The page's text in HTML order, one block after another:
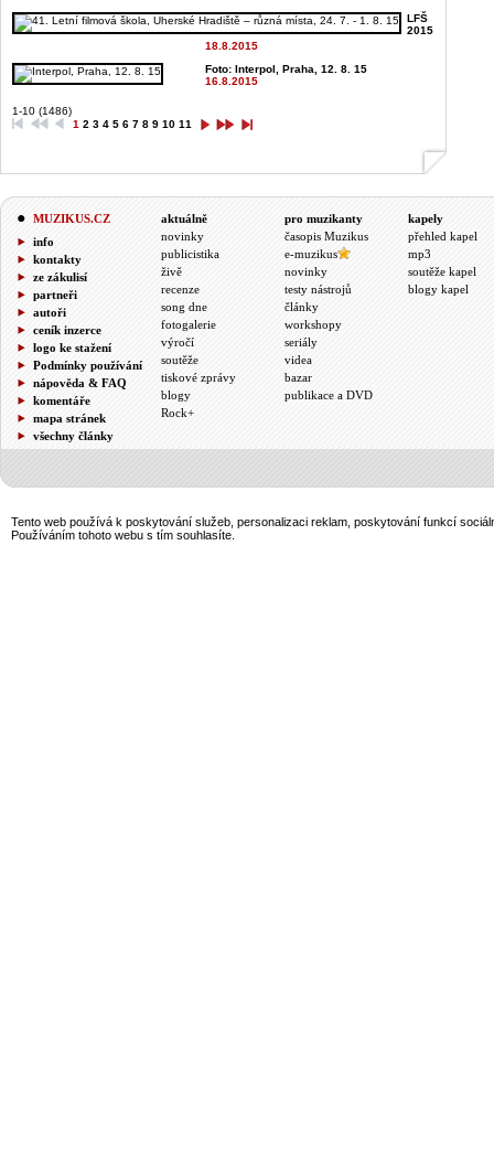
LFŠ
2015
18.8.2015
Foto: Interpol, Praha, 12. 8. 15
16.8.2015
1-10 (1486)
1 2 3 4 5 6 7 8 9 10 11
MUZIKUS.CZ
info
kontakty
ze zákulisí
partneři
autoři
ceník inzerce
logo ke stažení
Podmínky používání
nápověda & FAQ
komentáře
mapa stránek
všechny články
aktuálně
novinky
publicistika
živě
recenze
song dne
fotogalerie
výročí
soutěže
tiskové zprávy
blogy
Rock+
pro muzikanty
časopis Muzikus
e-muzikus
novinky
testy nástrojů
články
workshopy
seriály
videa
bazar
publikace a DVD
kapely
přehled kapel
mp3
soutěže kapel
blogy kapel
Tento web používá k poskytování služeb, personalizaci reklam, poskytování funkcí
Používáním tohoto webu s tím souhlasíte.